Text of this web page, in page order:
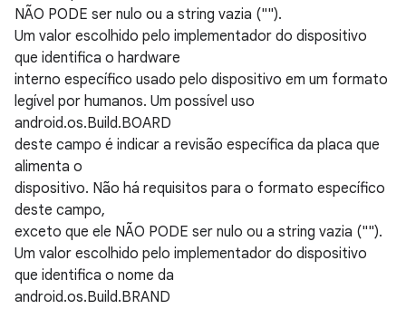
NÃO PODE ser nulo ou a string vazia ("").
Um valor escolhido pelo implementador do dispositivo
que identifica o hardware
interno específico usado pelo dispositivo em um formato
legível por humanos. Um possível uso
android.os.Build.BOARD
deste campo é indicar a revisão específica da placa que
alimenta o
dispositivo. Não há requisitos para o formato específico
deste campo,
exceto que ele NÃO PODE ser nulo ou a string vazia ("").
Um valor escolhido pelo implementador do dispositivo
que identifica o nome da
android.os.Build.BRAND